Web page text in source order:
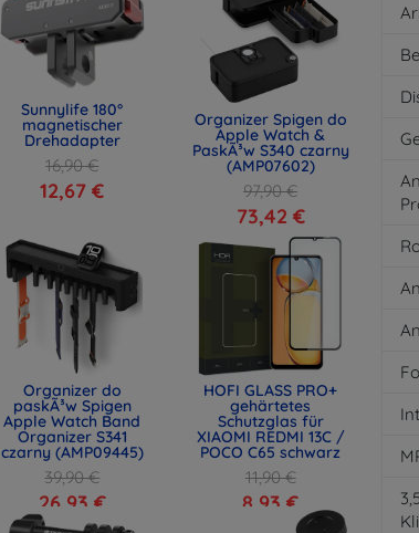
Sunnylife 180°
magnetischer
Drehadapter
16,90 €
12,67 €
Organizer Spigen do
Apple Watch &
PaskÃ³w S340 czarny
(AMP07602)
97,90 €
73,42 €
Organizer do
paskÃ³w Spigen
Apple Watch Band
Organizer S341
czarny (AMP09445)
39,90 €
26,93 €
HOFI GLASS PRO+
gehärtetes
Schutzglas für
XIAOMI REDMI 13C /
POCO C65 schwarz
11,90 €
8,93 €